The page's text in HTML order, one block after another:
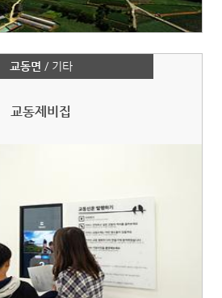
교동면 / 기타
교동제비집